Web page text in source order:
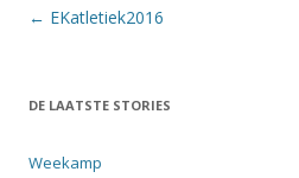
Berichtnavigatie
← EKatletiek2016
DE LAATSTE STORIES
Weekamp